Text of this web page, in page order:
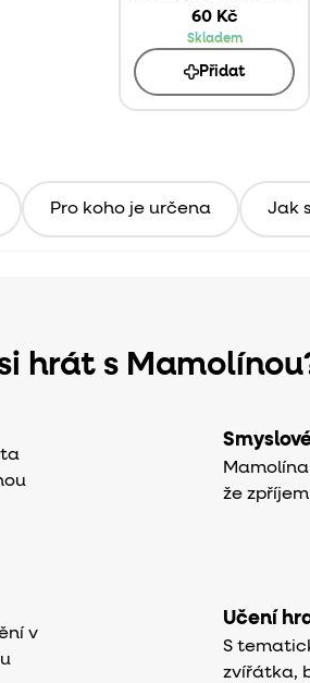
60 Kč
Skladem
Přidat
Pro koho je určena Jak
hrát s
ta
že
v
Učení
S
zvířátka,